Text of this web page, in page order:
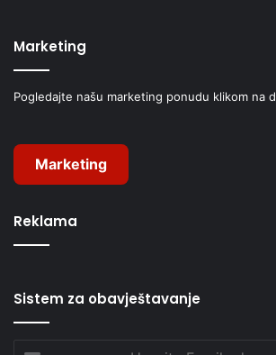
Marketing
Pogledajte našu marketing ponudu klikom na
Marketing
Reklama
Sistem za obavještavanje